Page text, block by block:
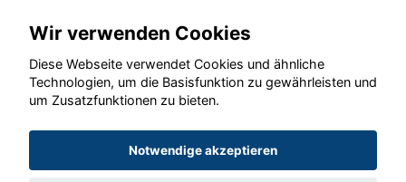
aktivieren
Copyright © 2026. Altmann Autoland
Wir verwenden Cookies
Diese Webseite verwendet Cookies und ähnliche
Technologien, um die Basisfunktion zu gewährleisten und
um Zusatzfunktionen zu bieten.
Notwendige akzeptieren